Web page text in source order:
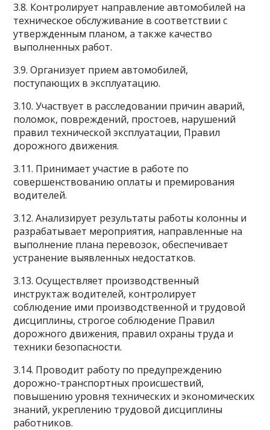
3.8. Контролирует направление автомобилей на
техническое обслуживание в соответствии с
утвержденным планом, а также качество
выполненных работ.
3.9. Организует прием автомобилей,
поступающих в эксплуатацию.
3.10. Участвует в расследовании причин аварий,
поломок, повреждений, простоев, нарушений
правил технической эксплуатации, Правил
дорожного движения.
3.11. Принимает участие в работе по
совершенствованию оплаты и премирования
водителей.
3.12. Анализирует результаты работы колонны и
разрабатывает мероприятия, направленные на
выполнение плана перевозок, обеспечивает
устранение выявленных недостатков.
3.13. Осуществляет производственный
инструктаж водителей, контролирует
соблюдение ими производственной и трудовой
дисциплины, строгое соблюдение Правил
дорожного движения, правил охраны труда и
техники безопасности.
3.14. Проводит работу по предупреждению
дорожно-транспортных происшествий,
повышению уровня технических и экономических
знаний, укреплению трудовой дисциплины
работников.